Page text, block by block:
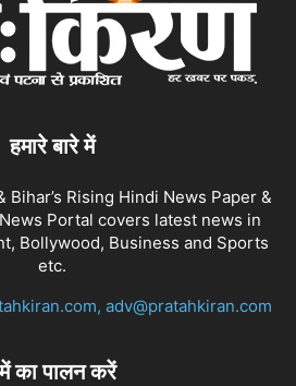
हमारे बारे में
Bihar’s Rising Hindi News Paper &
Portal covers latest news in
Bollywood, Business and Sports
etc.
adv@pratahkiran.com
का पालन करें